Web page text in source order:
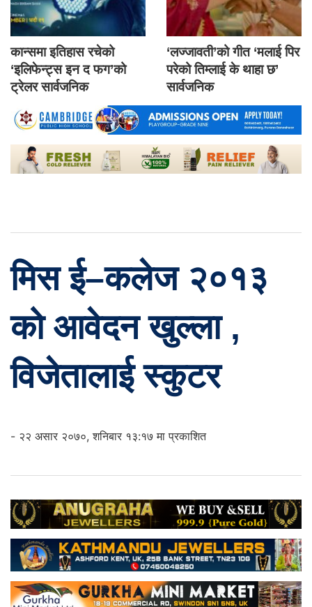
कान्समा इतिहास रचेको
‘इलिफेन्ट्स इन द फग’को
ट्रेलर सार्वजनिक
‘लज्जावती’को गीत ‘मलाई पिर
परेको तिम्लाई के थाहा छ’
सार्वजनिक
मिस ई–कलेज २०१३
को आवेदन खुल्ला ,
विजेतालाई स्कुटर
- २२ असार २०७०, शनिबार १३:१७ मा प्रकाशित